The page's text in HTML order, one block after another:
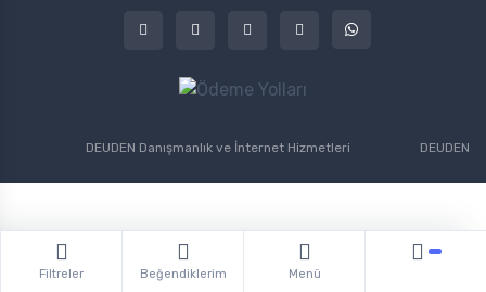
DEUDEN Danışmanlık ve İnternet Hizmetleri DEUDEN
Filtreler Beğendiklerim Menü